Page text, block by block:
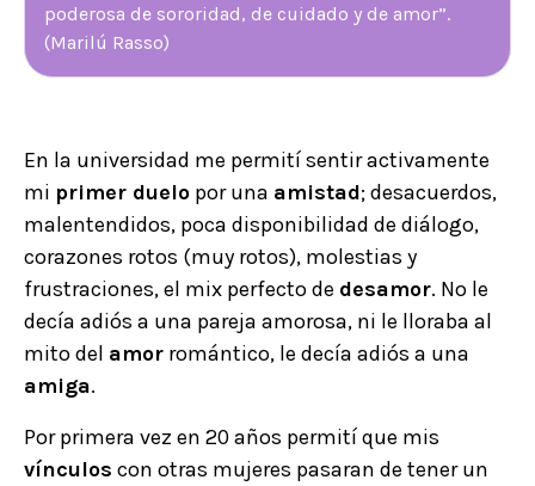
poderosa de sororidad, de cuidado y de amor”.
(Marilú Rasso)
En la universidad me permití sentir activamente
mi primer duelo por una amistad; desacuerdos,
malentendidos, poca disponibilidad de diálogo,
corazones rotos (muy rotos), molestias y
frustraciones, el mix perfecto de desamor. No le
decía adiós a una pareja amorosa, ni le lloraba al
mito del amor romántico, le decía adiós a una
amiga.
Por primera vez en 20 años permití que mis
vínculos con otras mujeres pasaran de tener un